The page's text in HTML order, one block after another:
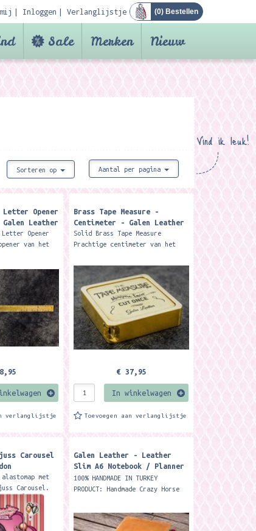
Inloggen Verlanglijstje (0) Bestellen
Sale Merken Nieuw
Vind ik leuk!
Sorteren op Aantal per pagina
Opener
Leather
Opener
van het
verlanglijstje
Brass Tape Measure -
Centimeter - Galen Leather
Solid Brass Tape Measure
Prachtige centimeter van het
tot 2 meter. Step back in time
with this vintage inspired...
€ 37,95
In winkelwagen
Toevoegen aan verlanglijstje
Carousel
met
Carousel.
map met
is ca. 33,4 x
Galen Leather - Leather
Slim A6 Notebook / Planner
Cover - Crazy Horse Honey
Ochre
100% HANDMADE IN TURKEY
PRODUCT: Handmade Crazy Horse
COLOR/FINISH: Crazy Horse